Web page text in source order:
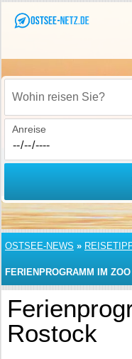
Wohin reisen Sie?
Anreise
OSTSEE-NEWS »
FERIENPROGRAMM IM
Rostock